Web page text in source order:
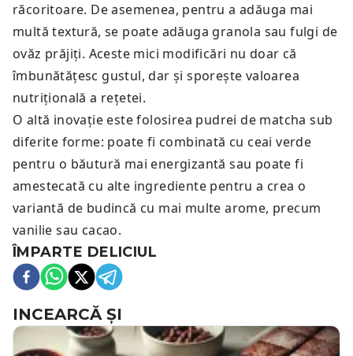
răcoritoare. De asemenea, pentru a adăuga mai
multă textură, se poate adăuga granola sau fulgi de
ovăz prăjiți. Aceste mici modificări nu doar că
îmbunătățesc gustul, dar și sporește valoarea
nutrițională a rețetei.
O altă inovație este folosirea pudrei de matcha sub
diferite forme: poate fi combinată cu ceai verde
pentru o băutură mai energizantă sau poate fi
amestecată cu alte ingrediente pentru a crea o
variantă de budincă cu mai multe arome, precum
vanilie sau cacao.
ÎMPARTE DELICIUL
INCEARCĂ ȘI